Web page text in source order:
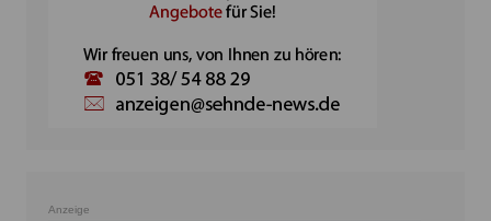
Anzeige